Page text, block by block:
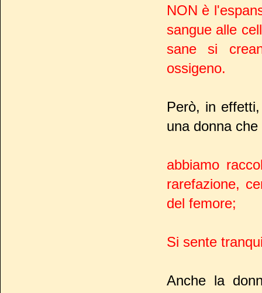
NON è
sangue alle
sane si
ossigeno.
Però, in
una donna
abbiamo
rarefazione,
del femore;
Si sente
Anche la